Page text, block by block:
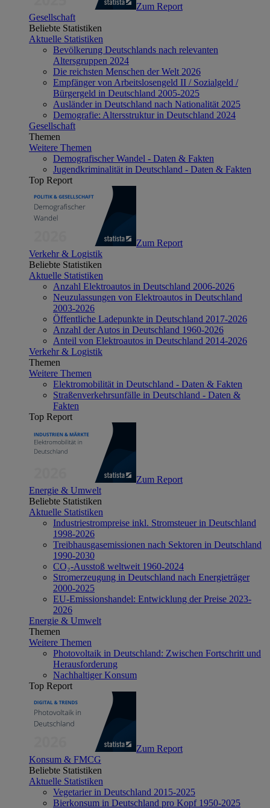
Zum Report
Gesellschaft
Beliebte Statistiken
Aktuelle Statistiken
Bevölkerung Deutschlands nach relevanten
Altersgruppen 2024
Die reichsten Menschen der Welt 2026
Empfänger von Arbeitslosengeld II / Sozialgeld /
Bürgergeld in Deutschland 2005-2025
Ausländer in Deutschland nach Nationalität 2025
Demografie: Altersstruktur in Deutschland 2024
Gesellschaft
Themen
Weitere Themen
Demografischer Wandel - Daten & Fakten
Jugendkriminalität in Deutschland - Daten & Fakten
Top Report
Zum Report
Verkehr & Logistik
Beliebte Statistiken
Aktuelle Statistiken
Anzahl Elektroautos in Deutschland 2006-2026
Neuzulassungen von Elektroautos in Deutschland
2003-2026
Öffentliche Ladepunkte in Deutschland 2017-2026
Anzahl der Autos in Deutschland 1960-2026
Anteil von Elektroautos in Deutschland 2014-2026
Verkehr & Logistik
Themen
Weitere Themen
Elektromobilität in Deutschland - Daten & Fakten
Straßenverkehrsunfälle in Deutschland - Daten &
Fakten
Top Report
Zum Report
Energie & Umwelt
Beliebte Statistiken
Aktuelle Statistiken
Industriestrompreise inkl. Stromsteuer in Deutschland
1998-2026
Treibhausgasemissionen nach Sektoren in Deutschland
1990-2030
CO₂-Ausstoß weltweit 1960-2024
Stromerzeugung in Deutschland nach Energieträger
2000-2025
EU-Emissionshandel: Entwicklung der Preise 2023-
2026
Energie & Umwelt
Themen
Weitere Themen
Photovoltaik in Deutschland: Zwischen Fortschritt und
Herausforderung
Nachhaltiger Konsum
Top Report
Zum Report
Konsum & FMCG
Beliebte Statistiken
Aktuelle Statistiken
Vegetarier in Deutschland 2015-2025
Bierkonsum in Deutschland pro Kopf 1950-2025